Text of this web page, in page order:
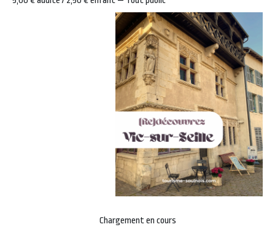
Chargement en cours